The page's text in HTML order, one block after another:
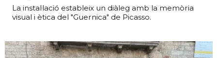
La instal·lació estableix un diàleg amb la memòria
visual i ètica del "Guernica" de Picasso.